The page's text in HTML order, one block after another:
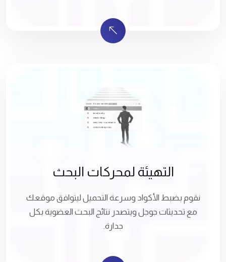
التهيئة لمحركات البحث
نقوم بضبط الأكواد وسرعة التحميل ليتوافق موقعك
مع تحديثات جوجل ويتصدر نتائج البحث العضوية بكل
جدارة.